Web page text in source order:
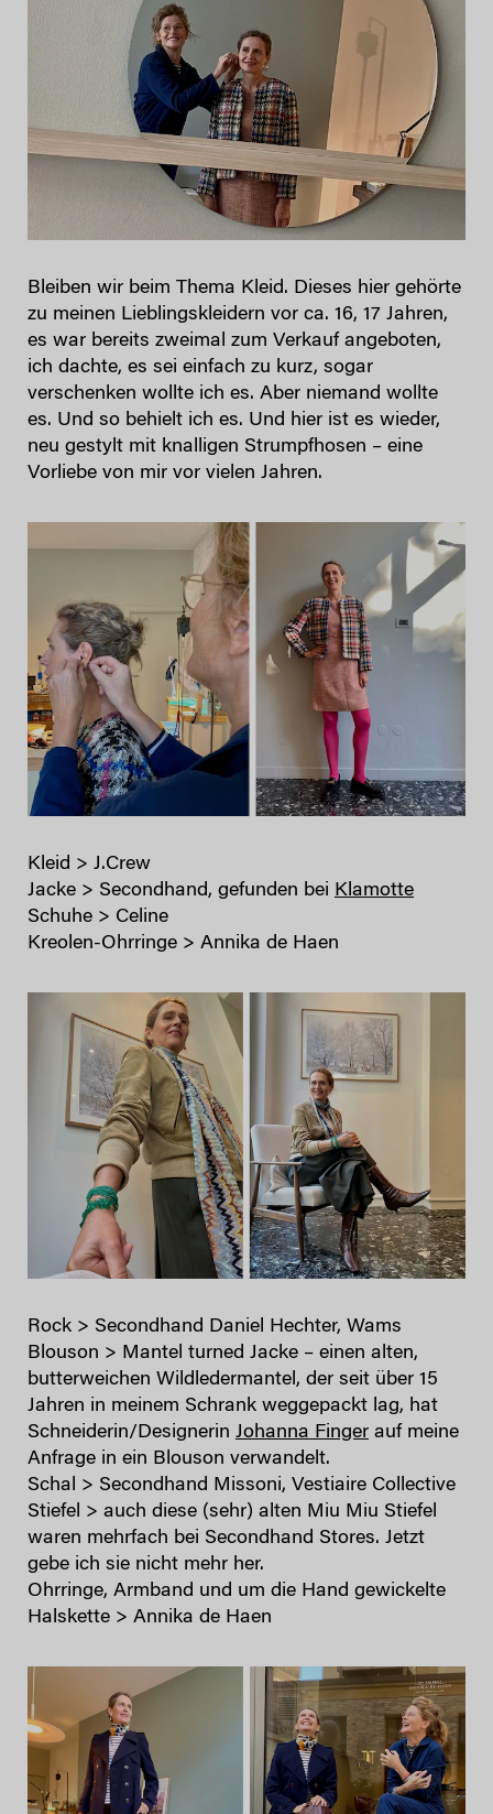
Bleiben wir beim Thema Kleid. Dieses hier gehörte
zu meinen Lieblingskleidern vor ca. 16, 17 Jahren,
es war bereits zweimal zum Verkauf angeboten,
ich dachte, es sei einfach zu kurz, sogar
verschenken wollte ich es. Aber niemand wollte
es. Und so behielt ich es. Und hier ist es wieder,
neu gestylt mit knalligen Strumpfhosen – eine
Vorliebe von mir vor vielen Jahren.
Kleid > J.Crew
Jacke > Secondhand, gefunden bei Klamotte
Schuhe > Celine
Kreolen-Ohrringe > Annika de Haen
Rock > Secondhand Daniel Hechter, Wams
Blouson > Mantel turned Jacke – einen alten,
butterweichen Wildledermantel, der seit über 15
Jahren in meinem Schrank weggepackt lag, hat
Schneiderin/Designerin Johanna Finger auf meine
Anfrage in ein Blouson verwandelt.
Schal > Secondhand Missoni, Vestiaire Collective
Stiefel > auch diese (sehr) alten Miu Miu Stiefel
waren mehrfach bei Secondhand Stores. Jetzt
gebe ich sie nicht mehr her.
Ohrringe, Armband und um die Hand gewickelte
Halskette > Annika de Haen